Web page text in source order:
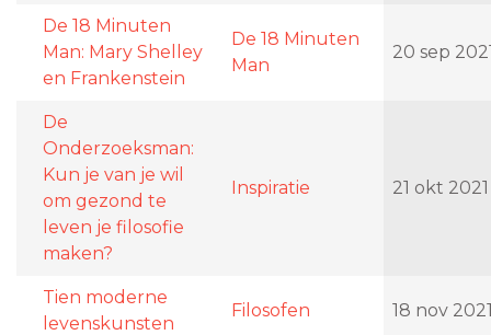
De 18 Minuten
Man: Mary Shelley
en Frankenstein
De 18 Minuten
Man
20 sep
De
Onderzoeksman:
Kun je van je wil
om gezond te
leven je filosofie
maken?
Inspiratie 21 okt 2021
Tien moderne
levenskunsten
Filosofen 18 nov